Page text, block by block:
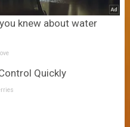
knew about water
Quickly